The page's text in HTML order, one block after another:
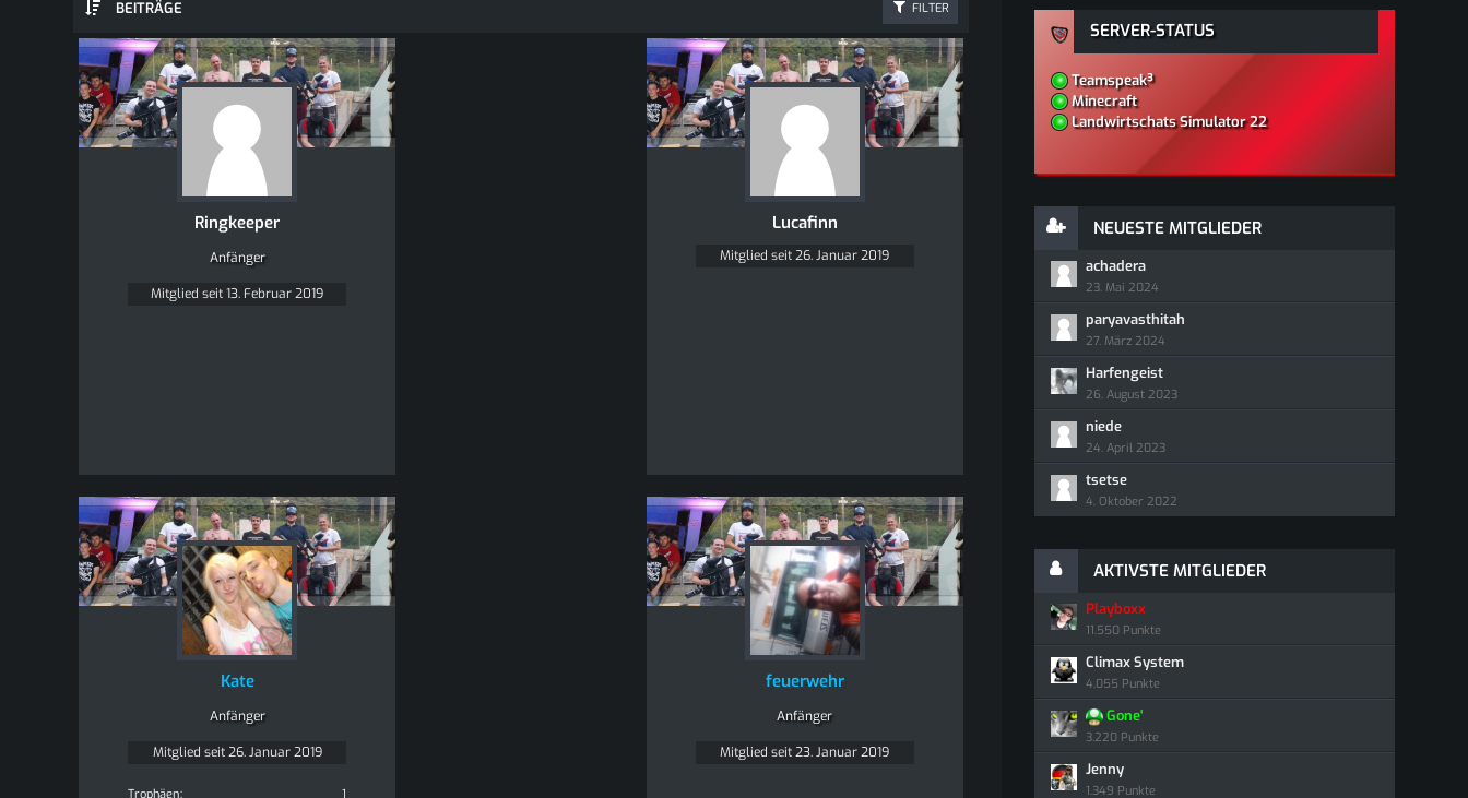
BEITRÄGE FILTER
Ringkeeper
Anfänger
Mitglied seit 13. Februar 2019
Lucafinn
Mitglied seit 26. Januar 2019
Kate
Anfänger
Mitglied seit 26. Januar 2019
Trophäen 1
feuerwehr
Anfänger
Mitglied seit 23. Januar 2019
SERVER-STATUS
Teamspeak³
Minecraft
Landwirtschats Simulator 22
NEUESTE MITGLIEDER
achadera
23. Mai 2024
paryavasthitah
27. März 2024
Harfengeist
26. August 2023
niede
24. April 2023
tsetse
4. Oktober 2022
AKTIVSTE MITGLIEDER
Playboxx
11.550 Punkte
Climax System
4.055 Punkte
Gone'
3.220 Punkte
Jenny
1.349 Punkte